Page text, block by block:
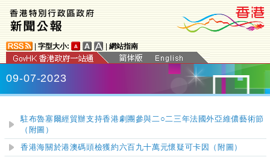
字型大小: 網站指南
09-07-2023
駐布魯塞爾經貿辦支持香港劇團參與二○二三年法國外亞維儂藝術節
（附圖）
香港海關於港澳碼頭檢獲約六百九十萬元懷疑可卡因（附圖）